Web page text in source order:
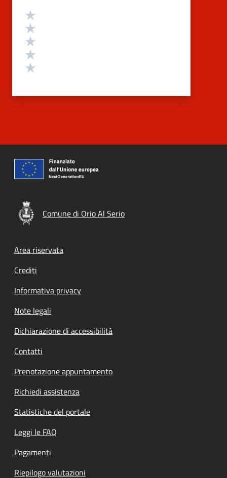
Valutazione
Comune di Orio Al Serio
Footer menu
Area riservata
Crediti
Informativa privacy
Note legali
Dichiarazione di accessibilità
Contatti
Prenotazione appuntamento
Richiedi assistenza
Statistiche del portale
Leggi le FAQ
Pagamenti
Riepilogo valutazioni